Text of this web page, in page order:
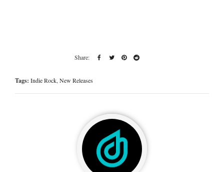
Tags: Indie Rock,New Releases